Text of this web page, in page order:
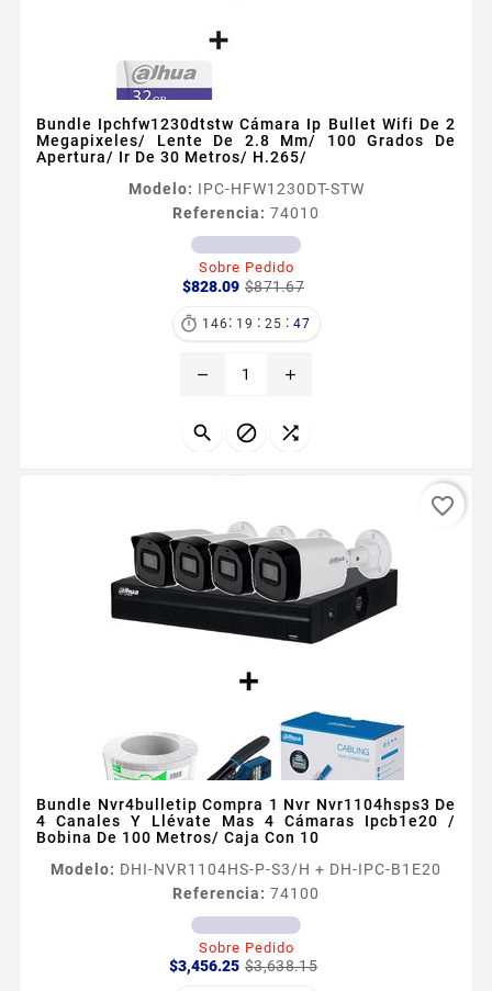
Bundle Ipchfw1230dtstw Cámara Ip Bullet Wifi De 2
Megapixeles/ Lente De 2.8 Mm/ 100 Grados De
Apertura/ Ir De 30 Metros/ H.265/
Modelo: IPC-HFW1230DT-STW
Referencia: 74010
Sobre Pedido
$828.09 $871.67
 146 : 19 : 25 : 46
remove add
  
Bundle Nvr4bulletip Compra 1 Nvr Nvr1104hsps3 De
4 Canales Y Llévate Mas 4 Cámaras Ipcb1e20 /
Bobina De 100 Metros/ Caja Con 10
Modelo: DHI-NVR1104HS-P-S3/H + DH-IPC-B1E20
Referencia: 74100
Sobre Pedido
$3,456.25 $3,638.15
favorite_border